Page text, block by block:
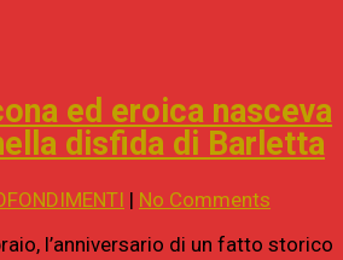
ed eroica nasceva
disfida di Barletta
| No Comments
l’anniversario di un fatto storico